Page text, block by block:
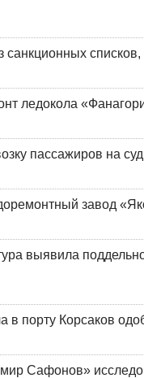
ледокола
пассажиров на
завод
выявила
в порту Корсаков
Сафонов»